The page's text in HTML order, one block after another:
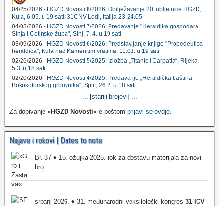
04/25/2026 - HGZD Novosti 8/2026: Obilježavanje 20. obljetnice HGZD,
Kula, 6.05. u 19 sati; 31CNV Lodi, Italija 23-24.05
04/03/2026 - HGZD Novosti 7/2026: Predavanje "Heraldika gospodara
Sinja i Cetinske župa", Sinj, 7. 4. u 19 sati
03/09/2026 - HGZD Novosti 6/2026: Predstavljanje knjige "Propedeutica
heraldica", Kula nad Kamenitim vratima, 11.03. u 19 sati
02/26/2026 - HGZD Novosti 5/2025: Izložba „Titanic i Carpatia“, Rijeka,
5.3. u 18 sati
02/20/2026 - HGZD Novosti 4/2025: Predavanje „Heraldička baština
Bokokotorskog grbovnika“, Split, 26.2. u 18 sati
... [stariji brojevi] ...
Za dobivanje »HGZD Novosti« e-poštom prijavi se ovdje.
Najave i rokovi | Dates to note
Br. 37 ♦ 15. ožujka 2025. rok za dostavu materijala za novi
broj
srpanj 2026. ♦ 31. međunarodni veksilološki kongres 31 ICV